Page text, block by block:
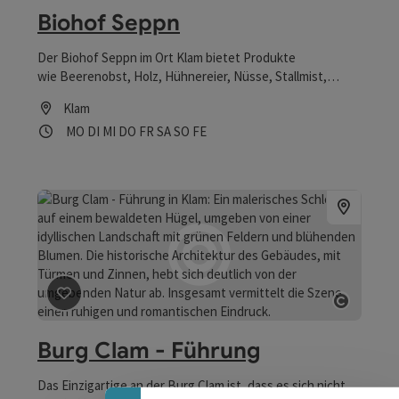
Biohof Seppn
Der Biohof Seppn im Ort Klam bietet Produkte
wie Beerenobst, Holz, Hühnereier, Nüsse, Stallmist,
Ab-Hof-Verkauf an.
Klam
Öffnungszeiten
MO Montag geöffnet
DI Dienstag geöffnet
MI Mittwoch geöffnet
DO Donnerstag geöffnet
FR Freitag geöffnet
SASamstag geöffnet
SO Sonntag geöffnet
FEFeiertag geöffnet
Beitrag merken: Burg Clam - Führung
Burg Clam - Führung
Das Einzigartige an der Burg Clam ist, dass es sich nicht